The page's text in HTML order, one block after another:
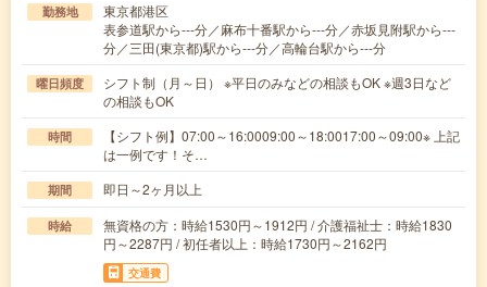
勤務地
東京都港区
表参道駅から---分／麻布十番駅から---分／赤坂見附駅から---
分／三田(東京都)駅から---分／高輪台駅から---分
曜日頻度
シフト制（月～日） ※平日のみなどの相談もOK ※週3日など
の相談もOK
時間
【シフト例】07:00～16:0009:00～18:0017:00～09:00※ 上記
は一例です！そ…
期間 即日～2ヶ月以上
時給
無資格の方：時給1530円～1912円 / 介護福祉士：時給1830
円～2287円 / 初任者以上：時給1730円～2162円
交通費